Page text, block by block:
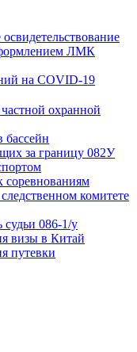
ЛМК
на COVID-19
охранной
бассейн
за границу 082У
соревнованиям
комитете
086-1/у
визы в Китай
путевки